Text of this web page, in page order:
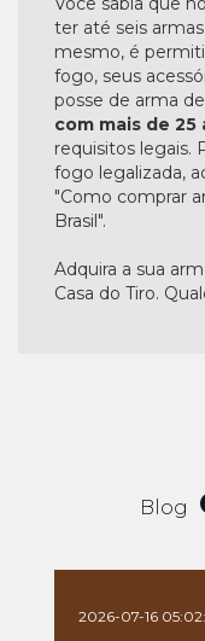
ter até seis
mesmo, é
fogo, seus
posse de arma
com mais de 25
requisitos legais.
fogo legalizada,
"Como comprar
Brasil".
Adquira a sua
Casa do Tiro.
Blog
2026-07-16